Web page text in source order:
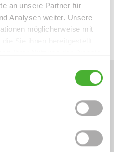
an unsere Partner für
Analysen weiter. Unsere
möglicherweise mit
portal/tour/3151791